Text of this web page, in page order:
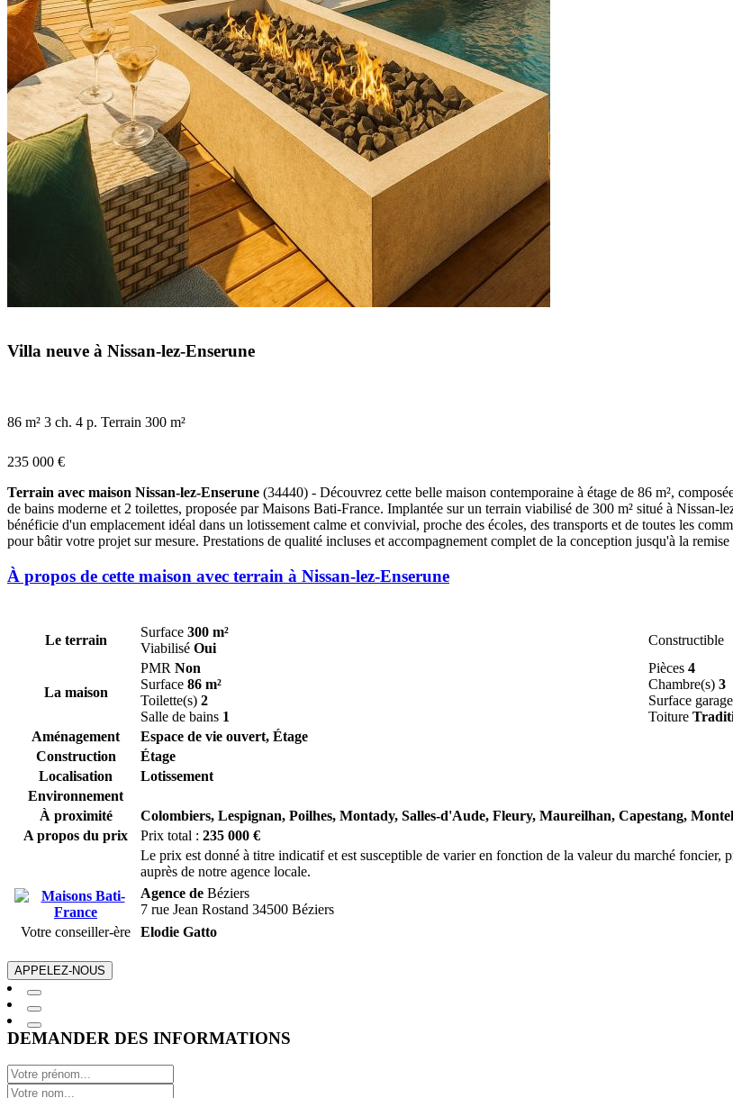
Villa neuve à Nissan-lez-Enserune
86 m² 3 ch. 4 p. Terrain 300 m²
235 000 €
Terrain avec maison Nissan-lez-Enserune (34440) - Découvrez cette belle maison contemporaine à étage de 86 m²,
de bains moderne et 2 toilettes, proposée par Maisons Bati-France. Implantée sur un terrain viabilisé de 300 m² situé à Nissan-
bénéficie d'un emplacement idéal dans un lotissement calme et convivial, proche des écoles, des transports et de toutes les
pour bâtir votre projet sur mesure. Prestations de qualité incluses et accompagnement complet de la conception jusqu'à la remise
À propos de cette maison avec terrain à Nissan-lez-Enserune
Le terrain
Surface 300 m²
Viabilisé Oui
Constructible
La maison
PMR Non
Surface 86 m²
Toilette(s) 2
Salle de bains 1
Pièces 4
Chambre(s) 3
Surface garage
Toiture
Aménagement
Espace de vie ouvert, Étage
Construction
Étage
Localisation
Lotissement
Environnement
À proximité
Colombiers, Lespignan, Poilhes, Montady, Salles-d'Aude, Fleury, Maureilhan, Capestang,
A propos du prix
Prix total : 235 000 €
Le prix est donné à titre indicatif et est susceptible de varier en fonction de la valeur du marché
auprès de notre agence locale.
Agence de Béziers
7 rue Jean Rostand 34500 Béziers
Votre conseiller-ère
Elodie Gatto
APPELEZ-NOUS
DEMANDER DES INFORMATIONS